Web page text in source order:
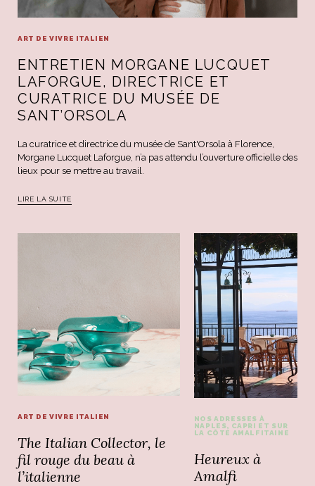
ART DE VIVRE ITALIEN
ENTRETIEN MORGANE LUCQUET
LAFORGUE, DIRECTRICE ET
CURATRICE DU MUSÉE DE
SANT’ORSOLA
La curatrice et directrice du musée de Sant'Orsola à Florence,
Morgane Lucquet Laforgue, n’a pas attendu l’ouverture officielle des
lieux pour se mettre au travail.
LIRE LA SUITE
ART DE VIVRE ITALIEN
The Italian Collector, le
fil rouge du beau à
l’italienne
NOS ADRESSES À
NAPLES, CAPRI ET SUR
LA CÔTE AMALFITAINE
Heureux à
Amalfi